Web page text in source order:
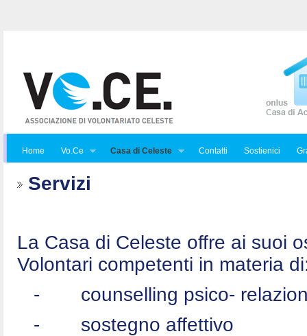
Home Vo.Ce Casa di Celeste Contatti Sostienici
Servizi
La Casa di Celeste offre ai suoi
Volontari competenti in materia
-
counselling psico-
-
sostegno affettivo